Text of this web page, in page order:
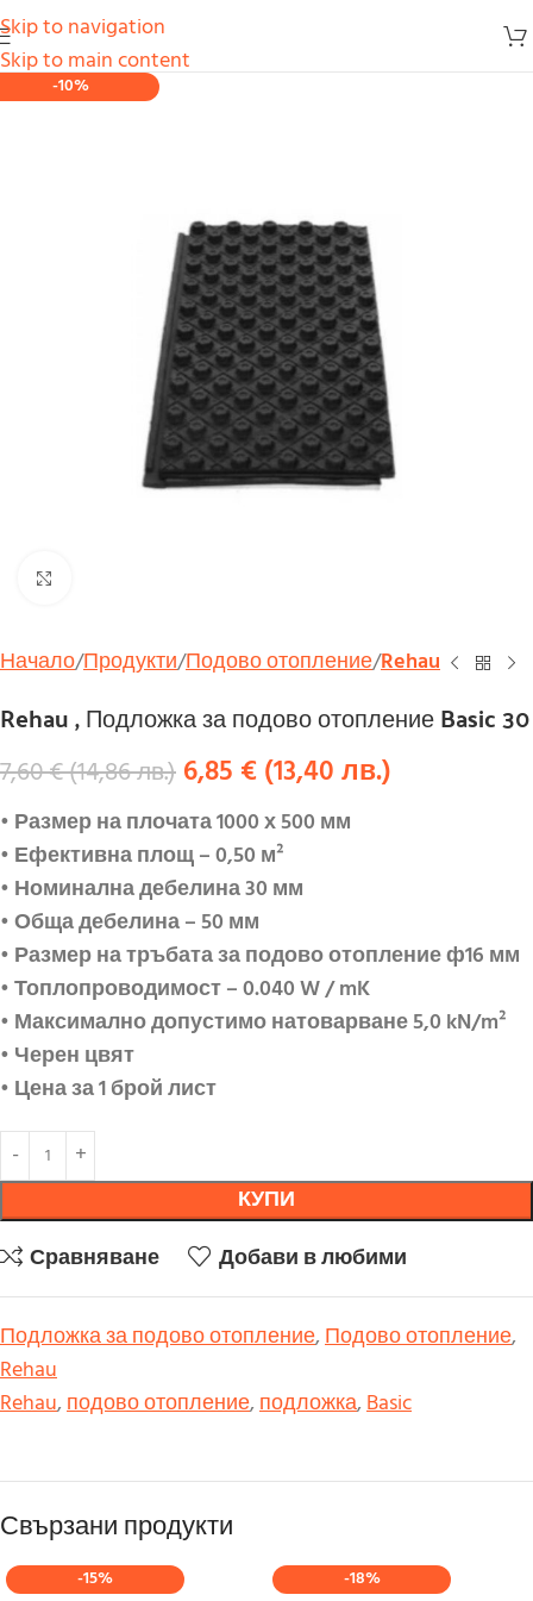
Skip to navigation
Skip to main content
-10%
Начало Продукти Подово отопление Rehau
Rehau , Подложка за подово отопление Basic 30
7,60€(14,86лв.) 6,85 €(13,40лв.)
• Размер на плочата 1000 х 500 мм
• Ефективна площ – 0,50 м²
• Номинална дебелина 30 мм
• Обща дебелина – 50 мм
• Размер на тръбата за подово отопление ф16 мм
• Топлопроводимост – 0.040 W / mK
• Максимално допустимо натоварване 5,0 kN/m²
• Черен цвят
• Цена за 1 брой лист
КУПИ
Сравняване
Добави в любими
Подложка за подово отопление,Подово отопление,
Rehau
Rehau,подово отопление,подложка,Basic
Свързани продукти
-15% -18%